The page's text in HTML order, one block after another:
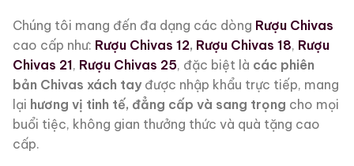
Chúng tôi mang đến đa dạng các dòng Rượu Chivas
cao cấp như: Rượu Chivas 12, Rượu Chivas 18, Rượu
Chivas 21, Rượu Chivas 25, đặc biệt là các phiên
bản Chivas xách tayđược nhập khẩu trực tiếp, mang
lại hương vị tinh tế, đẳng cấp và sang trọng cho mọi
buổi tiệc, không gian thưởng thức và quà tặng cao
cấp.